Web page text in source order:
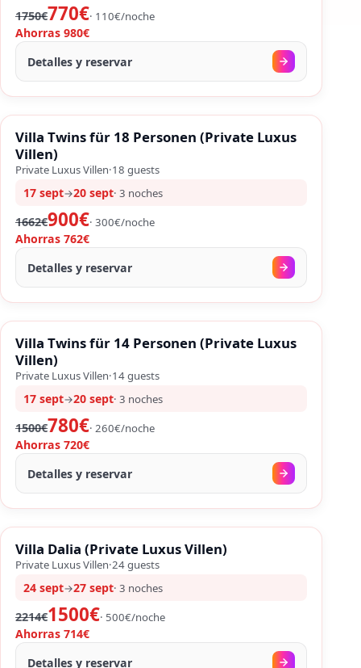
1750€770€· 110€/noche
Ahorras 980€
Detalles y reservar
SALES
− 46%
FIN DE SEMANA LARGO
Villa Twins für 18 Personen (Private Luxus
Villen)
Private Luxus Villen·18 guests
17 sept→20 sept· 3 noches
1662€900€· 300€/noche
Ahorras 762€
Detalles y reservar
SALES
− 48%
FIN DE SEMANA LARGO
Villa Twins für 14 Personen (Private Luxus
Villen)
Private Luxus Villen·14guests
17 sept→20 sept· 3 noches
1500€780€· 260€/noche
Ahorras 720€
Detalles y reservar
SALES
−32
FIN DE SEMANA LARGO
Villa Dalia (Private Luxus Villen)
Private Luxus Villen·24guests
24 sept→27 sept· 3 noches
2214€1500€· 500€/noche
Ahorras 714€
Detalles y reservar